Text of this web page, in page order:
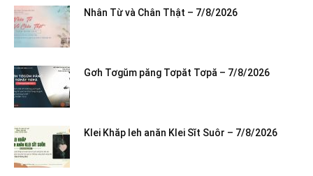
Nhân Từ và Chân Thật – 7/8/2026
Gơh Tơgŭm păng Tơpăt Tơpă – 7/8/2026
Klei Khăp leh anăn Klei Sĭt Suôr – 7/8/2026